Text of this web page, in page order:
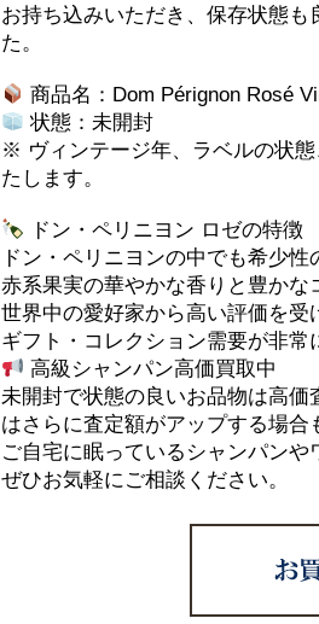
お持ち込みいただき、保存状態
た。
商品名：Dom Pérignon Rosé
状態：未開封
※ ヴィンテージ年、ラベルの状
たします。
ドン・ペリニヨン ロゼの特徴
ドン・ペリニヨンの中でも希少
赤系果実の華やかな香りと豊かな
世界中の愛好家から高い評価を受
ギフト・コレクション需要が非常
高級シャンパン高価買取中
未開封で状態の良いお品物は高
はさらに査定額がアップする場合
ご自宅に眠っているシャンパンや
ぜひお気軽にご相談ください。